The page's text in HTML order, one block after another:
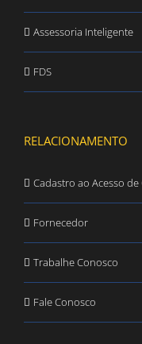
Assessoria Inteligente
FDS
RELACIONAMENTO
Cadastro ao Acesso de
Fornecedor
Trabalhe Conosco
Fale Conosco